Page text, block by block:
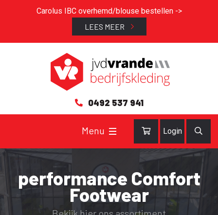
Carolus IBC overhemd/blouse bestellen ->
LEES MEER
0492 537 941
Login
performance Comfort
Footwear
Bekijk hier ons assortiment